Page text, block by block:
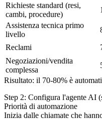
Richieste standard (resi,
cambi, procedure)
Assistenza tecnica primo
livello
Reclami
Negoziazioni/vendita
complessa
Risultato: il 70-80% è
Step 2: Configura l'agente AI
Priorità di automazione
Inizia dalle chiamate che